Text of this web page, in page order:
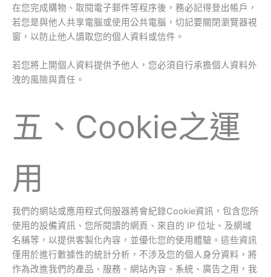
在您完成購物、取閱電子郵件等程序後，務必記得登出帳戶，
若您是與他人共享電腦或使用公共電腦，切記要關閉瀏覽器視
窗，以防止他人讀取您的個人資料或信件。
若您將上開個人資料提供予他人，您必須自行承擔個人資料外
洩的風險與責任。
五、Cookie之運
用
我們的網站或應用程式伺服器將會紀錄Cookie資訊，包含您所
使用的設備資訊、您所閱讀的網頁、來自的 IP 位址、及網域
名稱等，以提供客製化內容，並優化您的使用體驗。這些資訊
僅⽤於進⾏數據性的統計分析，不涉及您的個⼈⾝分資料，將
作為改進我們的產品、服務、網站內容、系統、廣告之⽤，我